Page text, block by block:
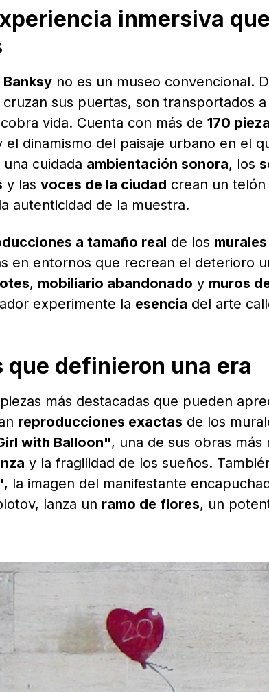
inmersiva
no es un museo convencional.
cruzan sus puertas, son transportados
cobra vida. Cuenta con más de 170
el dinamismo del paisaje urbano en el
cuidada ambientación sonora, los
y las voces de la ciudad crean un
autenticidad de la muestra.
a tamaño real de los
en entornos que recrean el deterioro
, mobiliario abandonado y muros
experimente la esencia del arte
que definieron una era
más destacadas que pueden
reproducciones exactas de los
with Balloon", una de sus obras
y la fragilidad de los sueños.
, la imagen del manifestante
lanza un ramo de flores, un